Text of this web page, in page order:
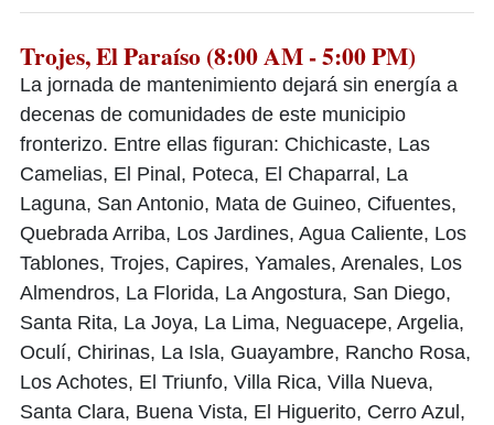
Trojes, El Paraíso (8:00 AM - 5:00 PM)
La jornada de mantenimiento dejará sin energía a
decenas de comunidades de este municipio
fronterizo. Entre ellas figuran: Chichicaste, Las
Camelias, El Pinal, Poteca, El Chaparral, La
Laguna, San Antonio, Mata de Guineo, Cifuentes,
Quebrada Arriba, Los Jardines, Agua Caliente, Los
Tablones, Trojes, Capires, Yamales, Arenales, Los
Almendros, La Florida, La Angostura, San Diego,
Santa Rita, La Joya, La Lima, Neguacepe, Argelia,
Oculí, Chirinas, La Isla, Guayambre, Rancho Rosa,
Los Achotes, El Triunfo, Villa Rica, Villa Nueva,
Santa Clara, Buena Vista, El Higuerito, Cerro Azul,